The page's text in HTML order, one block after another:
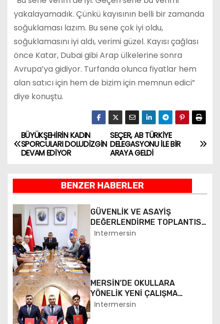
yakalayamadık. Çünkü kayısının belli bir zamanda
soğuklaması lazım. Bu sene çok iyi oldu,
soğuklamasını iyi aldı, verimi güzel. Kayısı çağlası
önce Katar, Dubai gibi Arap ülkelerine sonra
Avrupa’ya gidiyor. Turfanda olunca fiyatlar hem
alan satıcı için hem de bizim için memnun edici”
diye konuştu.
Y
a
z
ı
g
e
z
i
n
SEÇER, AB TÜRKİYE
DELEGASYONU İLE BİR
ARAYA GELDİ
BÜYÜKŞEHİRİN KADIN
SPORCULARI DOLUDİZGİN
DEVAM EDİYOR
BENZER HABERLER
GÜVENLİK VE ASAYİŞ
DEĞERLENDİRME TOPLANTISI
YAPILDI
Intermersin
MERSİN’DE OKULLARA
YÖNELİK YENİ ÇALIŞMA
BAŞLATILDI
Intermersin